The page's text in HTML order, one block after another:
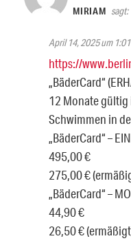
MIRIAM sagt:
April 14, 2025 um
https://
„BäderCard“
12 Monate gültig
Schwimmen in
„BäderCard“ –
495,00 €
275,00 €
„BäderCard“ –
44,90 €
26,50 €